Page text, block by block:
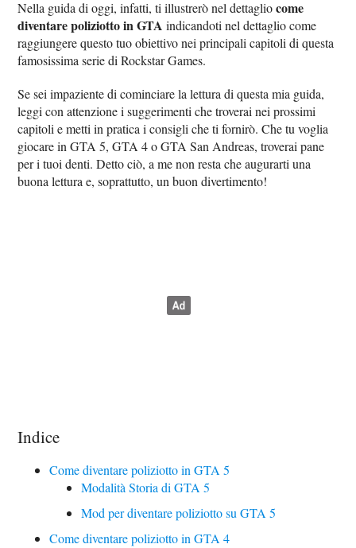
Nella guida di oggi, infatti, ti illustrerò nel dettagliocome
diventare poliziotto in GTA indicandoti nel dettaglio come
raggiungere questo tuo obiettivo nei principali capitoli di questa
famosissima serie di Rockstar Games.
Se sei impaziente di cominciare la lettura di questa mia guida,
leggi con attenzione i suggerimenti che troverai nei prossimi
capitoli e metti in pratica i consigli che ti fornirò. Che tu voglia
giocare in GTA 5, GTA 4 o GTA San Andreas, troverai pane
per i tuoi denti. Detto ciò, a me non resta che augurarti una
buona lettura e, soprattutto, un buon divertimento!
Indice
Come diventare poliziotto in GTA 5
Modalità Storia di GTA 5
Mod per diventare poliziotto su GTA 5
Come diventare poliziotto in GTA 4